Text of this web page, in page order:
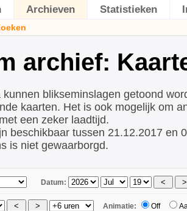
Archieven Statistieken
archief:
kunnen blikseminslagen getoond
kaarten. Het is ook mogelijk om
een zeker laadtijd.
beschikbaar tussen 21.12.2017 en
is niet gewaarborgd.
Datum:
Animatie: Off